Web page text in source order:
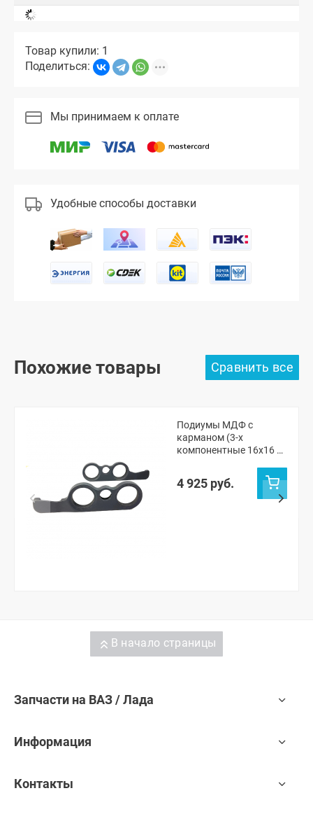
Товар купили: 1
Поделиться:
Мы принимаем к оплате
Удобные способы доставки
Похожие товары
Подиумы МДФ с
карманом (3-х
компонентные 16x16 x
avto" ВАЗ 2101, 2105-07,
Нива ЧПУ (без
4 925 руб.
В начало страницы
Запчасти на ВАЗ / Лада
Информация
Контакты